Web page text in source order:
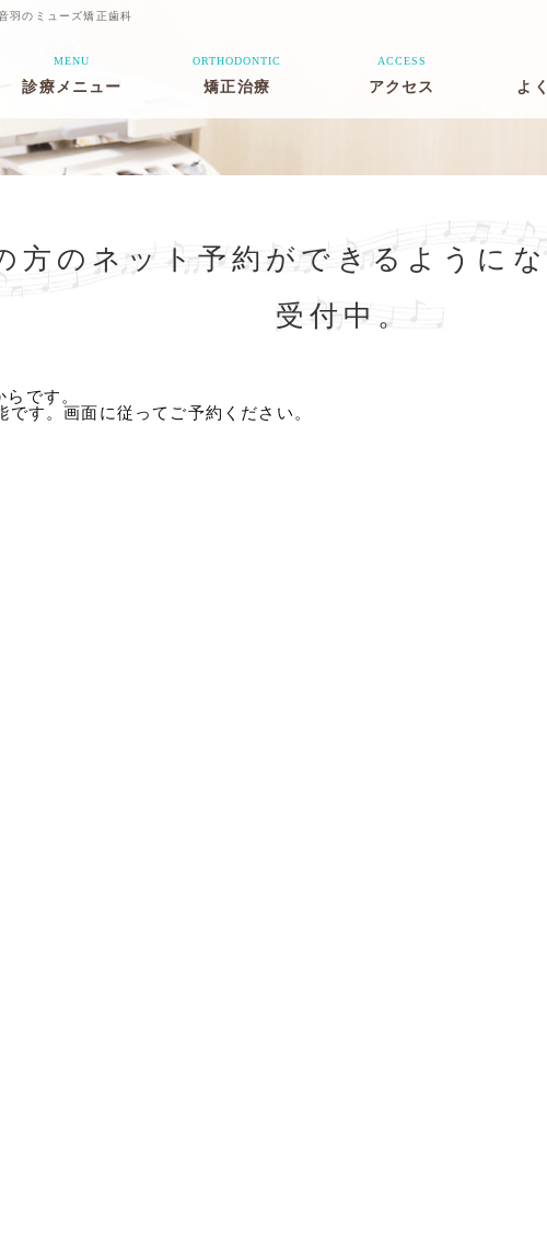
羽のミューズ矯正歯科
MENU
診療メニュー
大人の矯正治療
子供の矯正治療
歯のクリーニング
ORTHODONTIC
矯正治療
マウスピース型矯
正装置
噛み合わせと矯正
治療
矯正器具について
一般的なリスク・
副作用
ACCESS
アクセス よ
方のネット予約ができるように
受付中。
らです。
です。画面に従ってご予約ください。